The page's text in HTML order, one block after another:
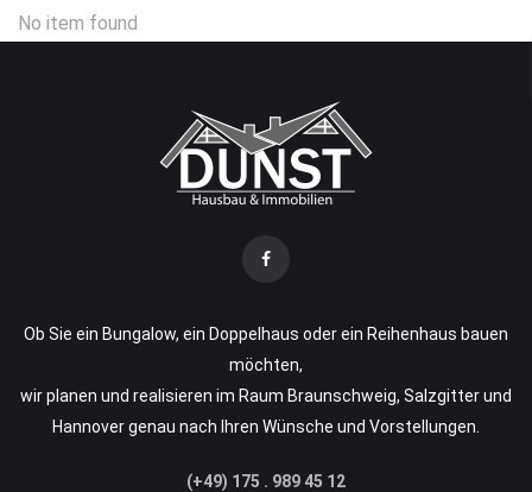
No item found
Ob Sie ein Bungalow, ein Doppelhaus oder ein Reihenhaus bauen
möchten,
wir planen und realisieren im Raum Braunschweig, Salzgitter und
Hannover genau nach Ihren Wünsche und Vorstellungen.
(+49) 175 . 989 45 12